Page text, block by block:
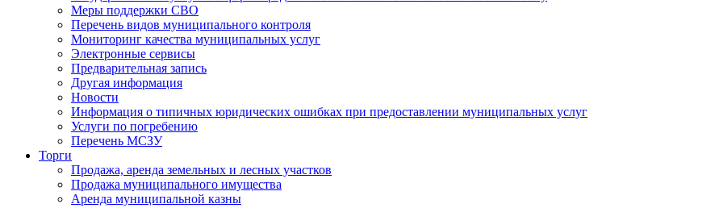
Меры поддержки СВО
Перечень видов муниципального контроля
Мониторинг качества муниципальных услуг
Электронные сервисы
Предварительная запись
Другая информация
Новости
Информация о типичных юридических ошибках при предоставлении муниципальных услуг
Услуги по погребению
Перечень МСЗУ
Торги
Продажа, аренда земельных и лесных участков
Продажа муниципального имущества
Аренда муниципальной казны